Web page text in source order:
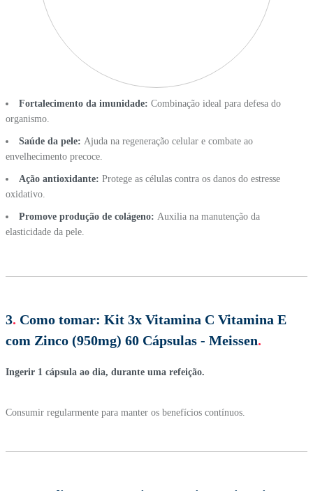
Fortalecimento da imunidade: Combinação ideal para defesa do
organismo.
Saúde da pele: Ajuda na regeneração celular e combate ao
envelhecimento precoce.
Ação antioxidante: Protege as células contra os danos do estresse
oxidativo.
Promove produção de colágeno: Auxilia na manutenção da
elasticidade da pele.
3. Como tomar: Kit 3x Vitamina C Vitamina E
com Zinco (950mg) 60 Cápsulas - Meissen.
Ingerir 1 cápsula ao dia, durante uma refeição.
Consumir regularmente para manter os benefícios contínuos.